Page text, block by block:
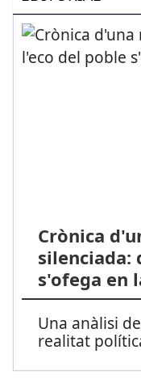
Crònica
silenciada:
s'ofega en
Una anàlisi
realitat